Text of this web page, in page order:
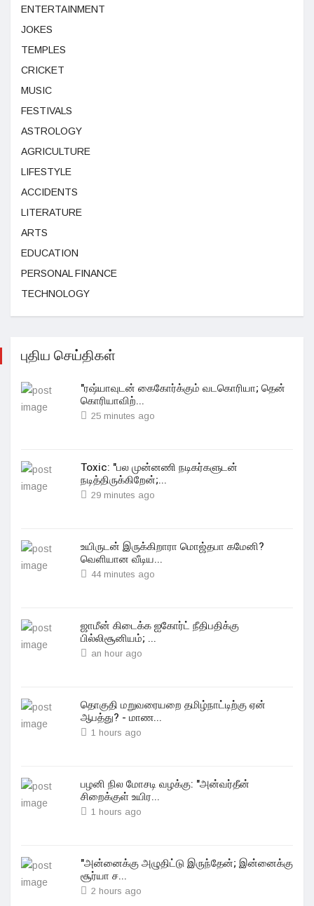
ENTERTAINMENT
JOKES
TEMPLES
CRICKET
MUSIC
FESTIVALS
ASTROLOGY
AGRICULTURE
LIFESTYLE
ACCIDENTS
LITERATURE
ARTS
EDUCATION
PERSONAL FINANCE
TECHNOLOGY
புதிய செய்திகள்
"ரஷ்யாவுடன் கைகோர்க்கும் வடகொரியா; தென்
கொரியாவிற்...
25 minutes ago
Toxic: "பல முன்னணி நடிகர்களுடன்
நடித்திருக்கிறேன்;...
29 minutes ago
உயிருடன் இருக்கிறாரா மொஜ்தபா‌ கமேனி?
வெளியான வீடிய...
44 minutes ago
ஜாமீன் கிடைக்க ஐகோர்ட் நீதிபதிக்கு
பில்லிசூனியம்; ...
an hour ago
தொகுதி மறுவரையறை தமிழ்நாட்டிற்கு ஏன்
ஆபத்து? - மாண...
1 hours ago
பழனி நில மோசடி வழக்கு: "அன்வர்தீன்
சிறைக்குள் உயிர...
1 hours ago
"அன்னைக்கு அழுதிட்டு இருந்தேன்; இன்னைக்கு
சூர்யா ச...
2 hours ago